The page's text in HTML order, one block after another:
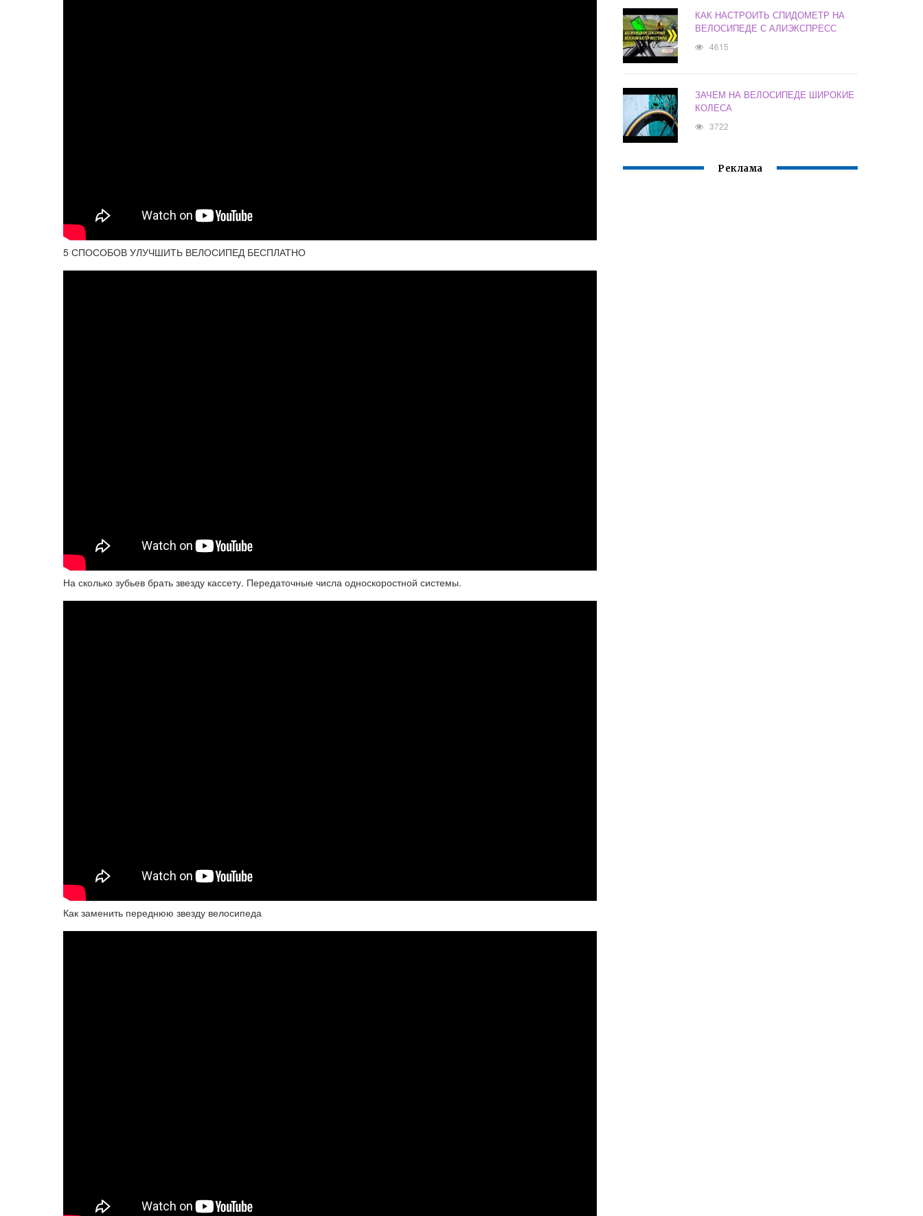
5 СПОСОБОВ УЛУЧШИТЬ ВЕЛОСИПЕД БЕСПЛАТНО
На сколько зубьев брать звезду кассету. Передаточные числа односкоростной системы.
Как заменить переднюю звезду велосипеда
КАК НАСТРОИТЬ СПИДОМЕТР НА
ВЕЛОСИПЕДЕ С АЛИЭКСПРЕСС
4615
ЗАЧЕМ НА ВЕЛОСИПЕДЕ ШИРОКИЕ
КОЛЕСА
3722
Реклама